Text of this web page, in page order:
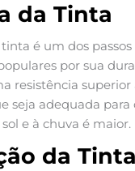
da Tinta
é um dos
por sua
resistência
seja adequada para
e à chuva é maior.
da Tinta